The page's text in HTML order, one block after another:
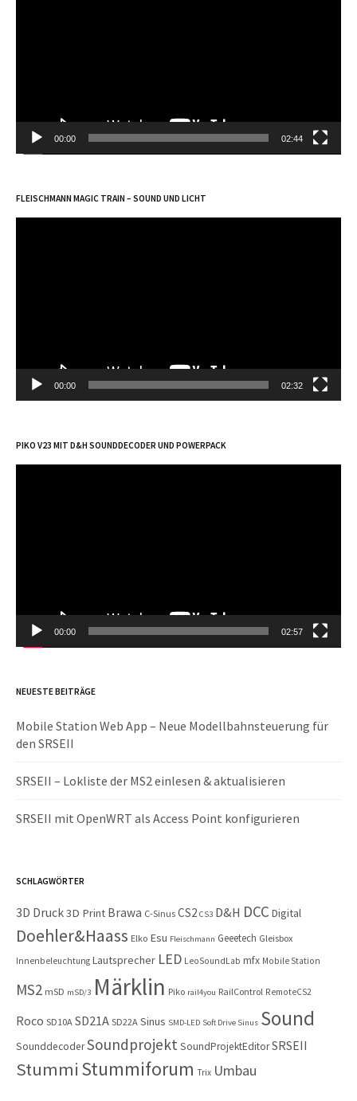
00:00 02:44
FLEISCHMANN MAGIC TRAIN – SOUND UND LICHT
00:00 02:32
PIKO V23 MIT D&H SOUNDDECODER UND POWERPACK
00:00 02:57
NEUESTE BEITRÄGE
Mobile Station Web App – Neue Modellbahnsteuerung für
den SRSEII
SRSEII – Lokliste der MS2 einlesen & aktualisieren
SRSEII mit OpenWRT als Access Point konfigurieren
SCHLAGWÖRTER
3D Druck3D Print Brawa C-Sinus CS2 CS3 D&H DCC Digital
Doehler&Haass Elko Esu Fleischmann Geeetech Gleisbox
Innenbeleuchtung Lautsprecher LED LeoSoundLab mfx Mobile Station
MS2 mSD mSD/3 Märklin Piko rail4you RailControl RemoteCS2
Roco SD10A SD21A SD22A Sinus SMD-LED Soft Drive Sinus Sound
SounddecoderSoundprojektSoundProjektEditorSRSEII
Stummi Stummiforum Trix Umbau